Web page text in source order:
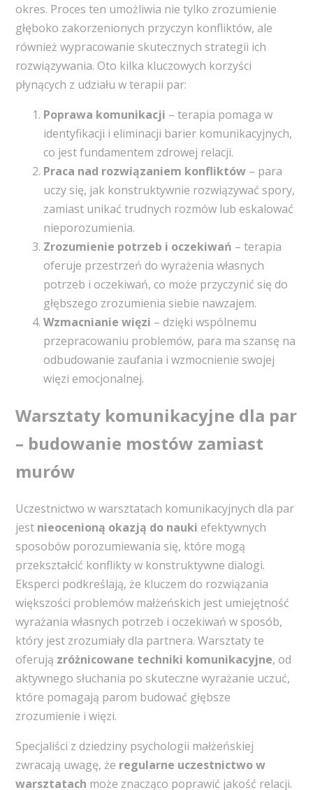
okres. Proces ten umożliwia nie tylko zrozumienie
głęboko zakorzenionych przyczyn konfliktów, ale
również wypracowanie skutecznych strategii ich
rozwiązywania. Oto kilka kluczowych korzyści
płynących z udziału w terapii par:
Poprawa komunikacji – terapia pomaga w
identyfikacji i eliminacji barier komunikacyjnych,
co jest fundamentem zdrowej relacji.
Praca nad rozwiązaniem konfliktów– para
uczy się, jak konstruktywnie rozwiązywać spory,
zamiast unikać trudnych rozmów lub eskalować
nieporozumienia.
Zrozumienie potrzeb i oczekiwań – terapia
oferuje przestrzeń do wyrażenia własnych
potrzeb i oczekiwań, co może przyczynić się do
głębszego zrozumienia siebie nawzajem.
Wzmacnianie więzi – dzięki wspólnemu
przepracowaniu problemów, para ma szansę na
odbudowanie zaufania i wzmocnienie swojej
więzi emocjonalnej.
Warsztaty komunikacyjne dla par
– budowanie mostów zamiast
murów
Uczestnictwo w warsztatach komunikacyjnych dla par
jest nieocenioną okazją do nauki efektywnych
sposobów porozumiewania się, które mogą
przekształcić konflikty w konstruktywne dialogi.
Eksperci podkreślają, że kluczem do rozwiązania
większości problemów małżeńskich jest umiejętność
wyrażania własnych potrzeb i oczekiwań w sposób,
który jest zrozumiały dla partnera. Warsztaty te
oferują zróżnicowane techniki komunikacyjne, od
aktywnego słuchania po skuteczne wyrażanie uczuć,
które pomagają parom budować głębsze
zrozumienie i więzi.
Specjaliści z dziedziny psychologii małżeńskiej
zwracają uwagę, że regularne uczestnictwo w
warsztatach może znacząco poprawić jakość relacji.